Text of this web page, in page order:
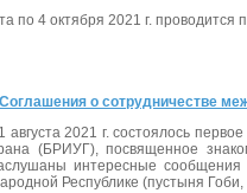
по 4 октября 2021 г. проводится
Соглашения о
августа 2021 г. состоялось
(БРИУГ), посвященное
интересные сообщения
Республике (пустыня